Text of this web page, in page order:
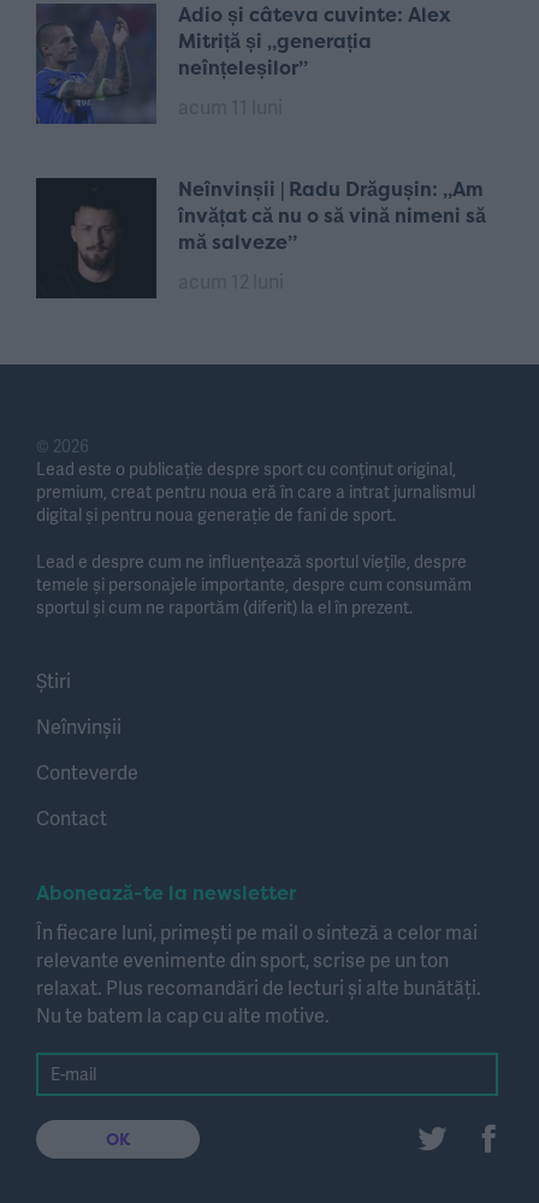
Adio și câteva cuvinte: Alex
Mitriță și „generația
neînțeleșilor”
Neînvinșii | Radu Drăgușin: „Am
învățat că nu o să vină nimeni să
mă salveze”
© 2026
Lead este o publicație despre sport cu conținut original,
premium, creat pentru noua eră în care a intrat jurnalismul
digital și pentru noua generație de fani de sport.
Lead e despre cum ne influențează sportul viețile, despre
temele și personajele importante, despre cum consumăm
sportul și cum ne raportăm (diferit) la el în prezent.
Știri
Neînvinșii
Conteverde
Contact
Abonează-te la newsletter
În fiecare luni, primești pe mail o sinteză a celor mai
relevante evenimente din sport, scrise pe un ton
relaxat. Plus recomandări de lecturi și alte bunătăți.
Nu te batem la cap cu alte motive.